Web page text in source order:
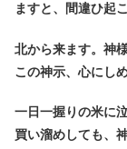
ますと、間違ひ起
北から来ます。神
この神示、心にし
一日一握りの米に
買い溜めしても、